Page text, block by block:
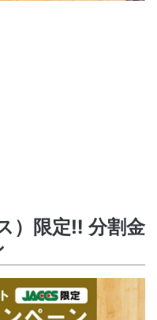
）限定‼ 分割金